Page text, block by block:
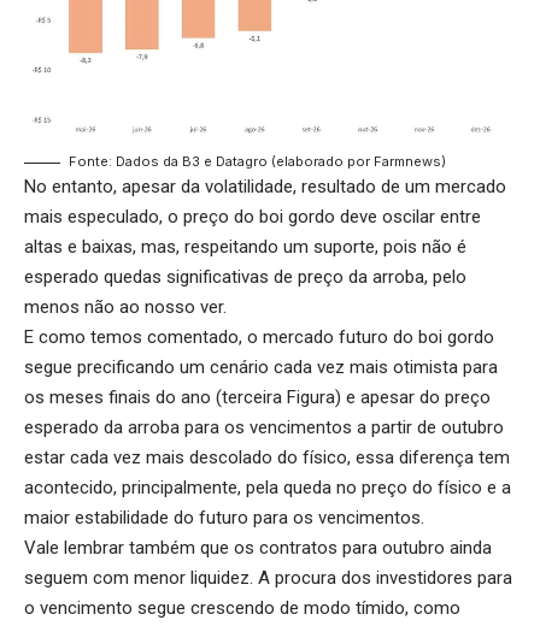
Fonte: Dados da B3 e Datagro (elaborado por Farmnews)
No entanto, apesar da volatilidade, resultado de um mercado
mais especulado, o preço do boi gordo deve oscilar entre
altas e baixas, mas, respeitando um suporte, pois não é
esperado quedas significativas de preço da arroba, pelo
menos não ao nosso ver.
E como temos comentado, o mercado futuro do boi gordo
segue precificando um cenário cada vez mais otimista para
os meses finais do ano (terceira Figura) e apesar do preço
esperado da arroba para os vencimentos a partir de outubro
estar cada vez mais descolado do físico, essa diferença tem
acontecido, principalmente, pela queda no preço do físico e a
maior estabilidade do futuro para os vencimentos.
Vale lembrar também que os contratos para outubro ainda
seguem com menor liquidez. A procura dos investidores para
o vencimento segue crescendo de modo tímido, como